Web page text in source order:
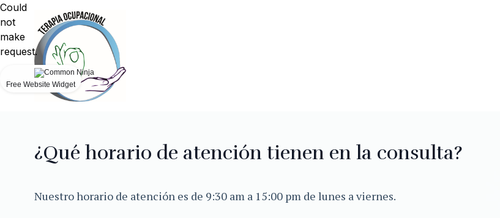
¿Qué horario de atención tienen en la consulta?
Nuestro horario de atención es de 9:30 am a 15:00 pm de lunes a viernes.
Could
not
make
request.
Free Website Widget